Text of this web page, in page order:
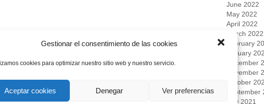
Gestionar el consentimiento de las cookies
cookies para optimizar nuestro sitio web y nuestro servicio.
Aceptar cookies Denegar Ver preferencias
June 2022
May 2022
April 2022
March 2022
February
January
December
November
October
September
July 2021